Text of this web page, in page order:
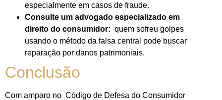
especialmente em casos de fraude.
Consulte um advogado especializado em
direito do consumidor: quem sofreu golpes
usando o método da falsa central pode buscar
reparação por danos patrimoniais.
Conclusão
Com amparo no Código de Defesa do Consumidor